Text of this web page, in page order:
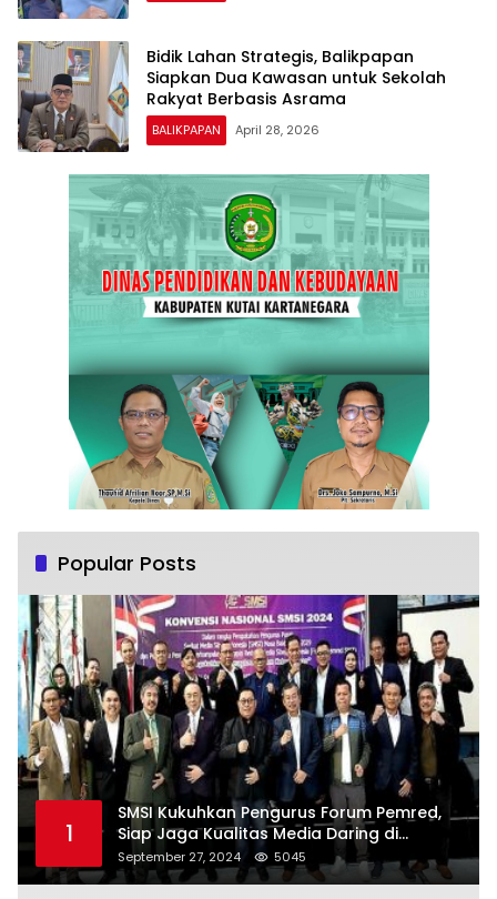
Bidik Lahan Strategis, Balikpapan
Siapkan Dua Kawasan untuk Sekolah
Rakyat Berbasis Asrama
BALIKPAPAN April 28, 2026
Popular Posts
1
SMSI Kukuhkan Pengurus Forum Pemred,
Siap Jaga Kualitas Media Daring di
Indonesia
September 27, 2024 5045